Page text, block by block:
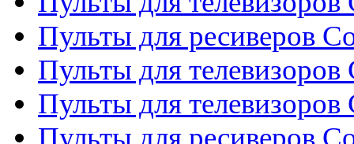
Пульты для ресиверов
Пульты для телевизоров
Пульты для телевизоров
Пульты для ресиверов